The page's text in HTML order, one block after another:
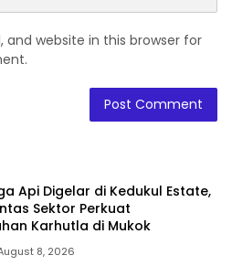
and website in this browser for
Api Digelar di Kedukul Estate,
Sektor Perkuat
Karhutla di Mukok
8, 2026